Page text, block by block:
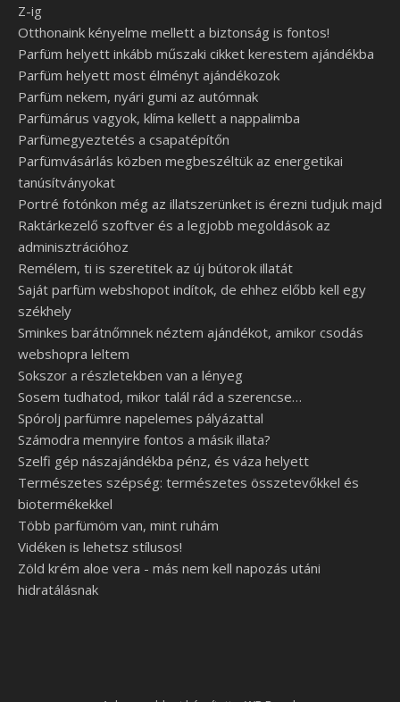
Z-ig
Otthonaink kényelme mellett a biztonság is fontos!
Parfüm helyett inkább műszaki cikket kerestem ajándékba
Parfüm helyett most élményt ajándékozok
Parfüm nekem, nyári gumi az autómnak
Parfümárus vagyok, klíma kellett a nappalimba
Parfümegyeztetés a csapatépítőn
Parfümvásárlás közben megbeszéltük az energetikai
tanúsítványokat
Portré fotónkon még az illatszerünket is érezni tudjuk majd
Raktárkezelő szoftver és a legjobb megoldások az
adminisztrációhoz
Remélem, ti is szeretitek az új bútorok illatát
Saját parfüm webshopot indítok, de ehhez előbb kell egy
székhely
Sminkes barátnőmnek néztem ajándékot, amikor csodás
webshopra leltem
Sokszor a részletekben van a lényeg
Sosem tudhatod, mikor talál rád a szerencse…
Spórolj parfümre napelemes pályázattal
Számodra mennyire fontos a másik illata?
Szelfi gép nászajándékba pénz, és váza helyett
Természetes szépség: természetes összetevőkkel és
biotermékekkel
Több parfümöm van, mint ruhám
Vidéken is lehetsz stílusos!
Zöld krém aloe vera - más nem kell napozás utáni
hidratálásnak